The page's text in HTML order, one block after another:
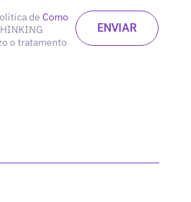
de Como
o tratamento